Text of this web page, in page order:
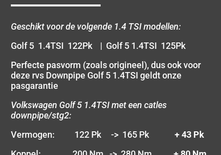
Geschikt voor de volgende 1.4 TSI modellen:
Golf 5 1.4TSI 122Pk | Golf 5 1.4TSI 125Pk
Perfecte pasvorm (zoals origineel), dus ook voor
deze rvs Downpipe Golf 5 1.4TSI geldt onze
pasgarantie
Volkswagen Golf 5 1.4TSI met een catles
downpipe/stg2:
Vermogen: 122 Pk -> 165 Pk+ 43 Pk